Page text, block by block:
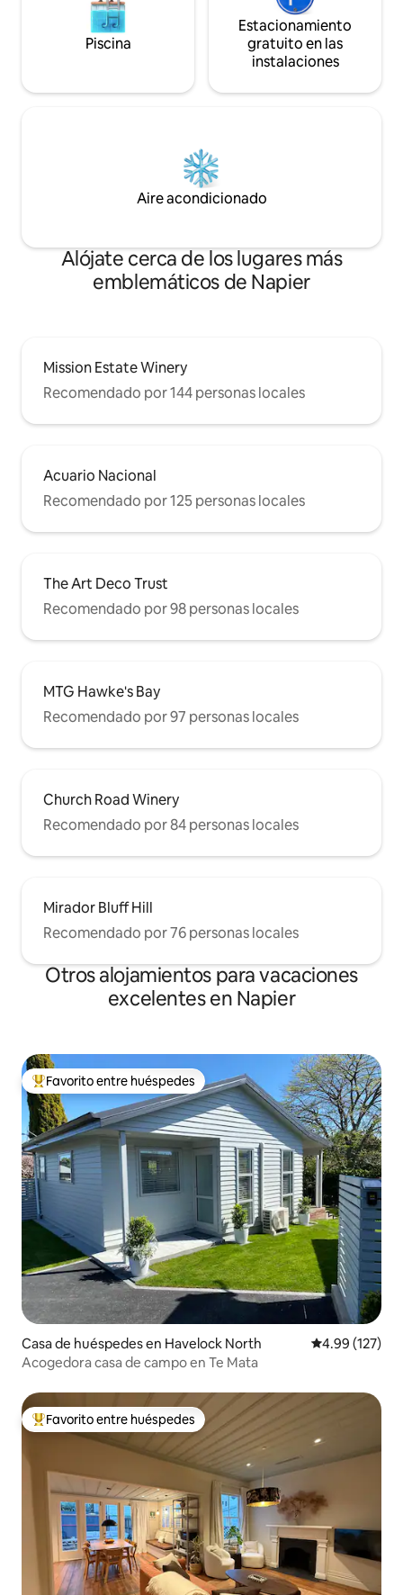
Piscina
Estacionamiento
gratuito en las
instalaciones
Aire acondicionado
Alójate cerca de los lugares más
emblemáticos de Napier
Mission Estate Winery
Recomendado por 144 personas locales
Acuario Nacional
Recomendado por 125 personas locales
The Art Deco Trust
Recomendado por 98 personas locales
MTG Hawke's Bay
Recomendado por 97 personas locales
Church Road Winery
Recomendado por 84 personas locales
Mirador Bluff Hill
Recomendado por 76 personas locales
Otros alojamientos para vacaciones
excelentes en Napier
Favorito entre huéspedes preferido
Favorito entre huéspedes
Casa de huéspedes en Havelock North Calificación
4.99 (127)
Acogedora casa de campo en Te Mata
Favorito entre huéspedes preferido
Favorito entre huéspedes